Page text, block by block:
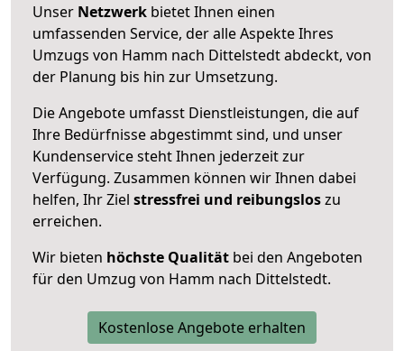
Unser Netzwerk bietet Ihnen einen
umfassenden Service, der alle Aspekte Ihres
Umzugs von Hamm nach Dittelstedt abdeckt, von
der Planung bis hin zur Umsetzung.
Die Angebote umfasst Dienstleistungen, die auf
Ihre Bedürfnisse abgestimmt sind, und unser
Kundenservice steht Ihnen jederzeit zur
Verfügung. Zusammen können wir Ihnen dabei
helfen, Ihr Ziel stressfrei und reibungsloszu
erreichen.
Wir bieten höchste Qualität bei den Angeboten
für den Umzug von Hamm nach Dittelstedt.
Kostenlose Angebote erhalten